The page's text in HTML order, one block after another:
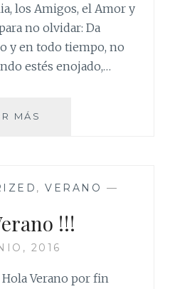
los Amigos, el Amor y
no olvidar: Da
y en todo tiempo, no
estés enojado,…
MÁS
,VERANO —
!!!
2016
Verano por fin